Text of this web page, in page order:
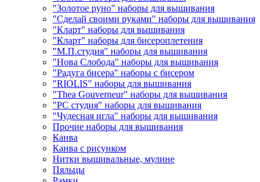
"Золотое руно" наборы для вышивания
"Сделай своими руками" наборы для вышивания
"Кларт" наборы для вышивания
"Кларт" наборы для бисероплетения
"М.П.студия" наборы для вышивания
"Нова Слобода" наборы для вышивания
"Радуга бисера" наборы с бисером
"RIOLIS" наборы для вышивания
"Thea Gouverneur" наборы для вышивания
"РС студия" наборы для вышивания
"Чудесная игла" наборы для вышивания
Прочие наборы для вышивания
Канва
Канва с рисунком
Нитки вышивальные, мулине
Пяльцы